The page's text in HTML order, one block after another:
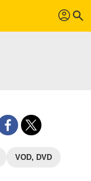
profil search
VOD, DVD